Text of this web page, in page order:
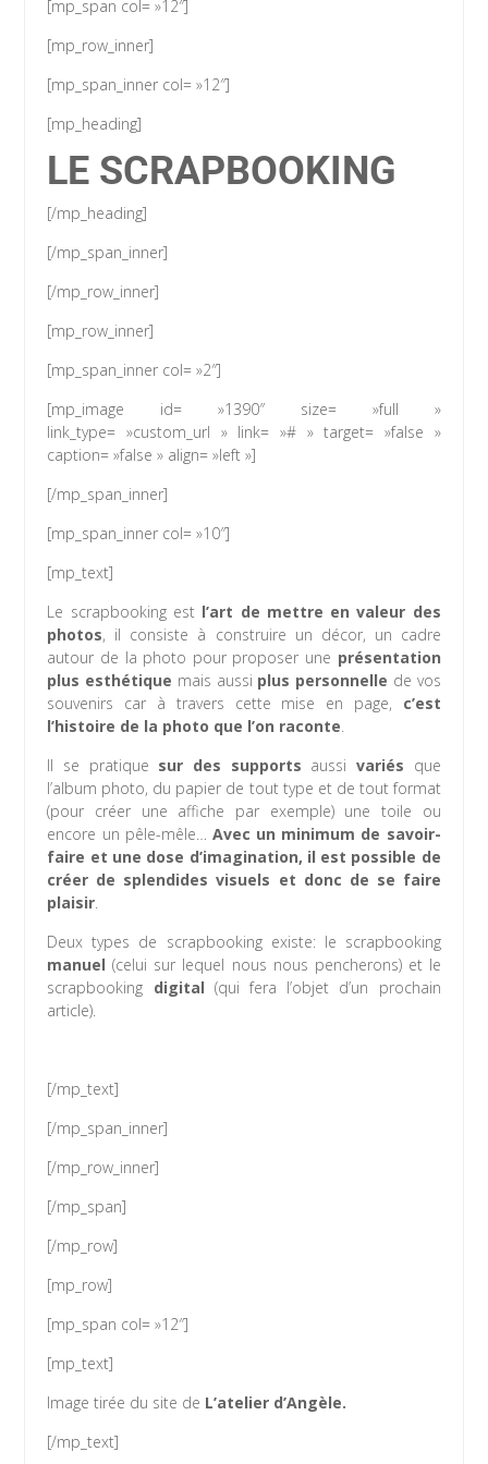
[mp_span col= »12″]
[mp_row_inner]
[mp_span_inner col= »12″]
[mp_heading]
LE SCRAPBOOKING
[/mp_heading]
[/mp_span_inner]
[/mp_row_inner]
[mp_row_inner]
[mp_span_inner col= »2″]
[mp_image id= »1390″ size= »full »
link_type= »custom_url » link= »# » target= »false »
caption= »false » align= »left »]
[/mp_span_inner]
[mp_span_inner col= »10″]
[mp_text]
Le scrapbooking est l’art de mettre en valeur des
photos, il consiste à construire un décor, un cadre
autour de la photo pour proposer une présentation
plus esthétique mais aussi plus personnelle de vos
souvenirs car à travers cette mise en page, c’est
l’histoire de la photo que l’on raconte.
Il se pratique sur des supports aussi variés que
l’album photo, du papier de tout type et de tout format
(pour créer une affiche par exemple) une toile ou
encore un pêle-mêle… Avec un minimum de savoir-
faire et une dose d’imagination, il est possible de
créer de splendides visuels et donc de se faire
plaisir.
Deux types de scrapbooking existe: le scrapbooking
manuel (celui sur lequel nous nous pencherons) et le
scrapbooking digital (qui fera l’objet d’un prochain
article).
[/mp_text]
[/mp_span_inner]
[/mp_row_inner]
[/mp_span]
[/mp_row]
[mp_row]
[mp_span col= »12″]
[mp_text]
Image tirée du site de L’atelier d’Angèle.
[/mp_text]